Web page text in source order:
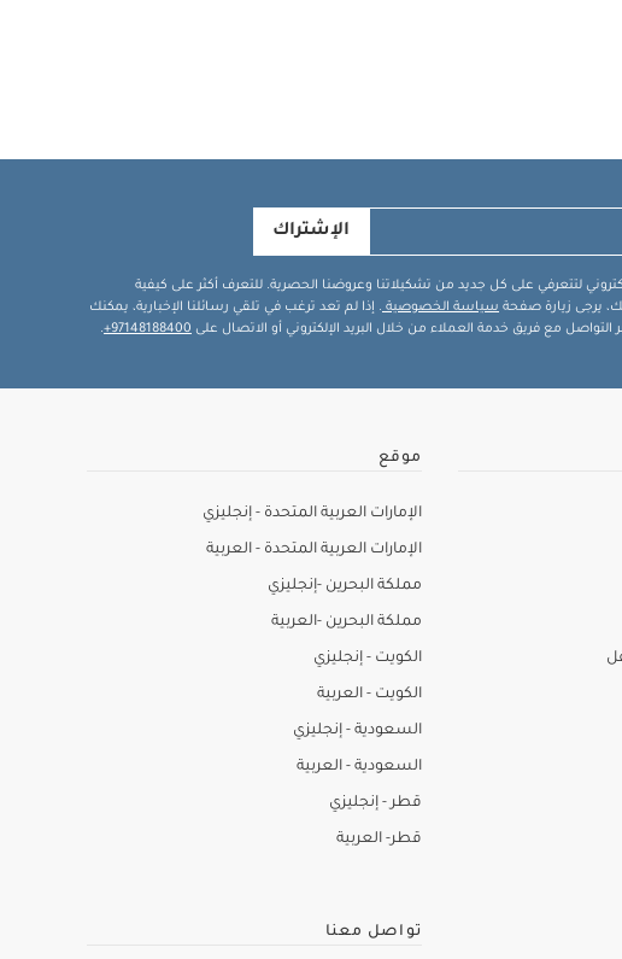
الإشتراك
لتتعرفي على كل جديد من تشكيلاتنا وعروضنا الحصرية. للتعرف أكثر على كيفية
يرجى زيارة صفحة سياسة الخصوصية . إذا لم تعد ترغب في تلقي رسائلنا الإخبارية، يمكنك
مع فريق خدمة العملاء من خلال البريد الإلكتروني أو الاتصال على 97148188400+
.
موقع
الإمارات العربية المتحدة - إنجليزي
الإمارات العربية المتحدة - العربية
مملكة البحرين -إنجليزي
مملكة البحرين -العربية
الكويت - إنجليزي
الكويت - العربية
السعودية - إنجليزي
السعودية - العربية
قطر - إنجليزي
قطر- العربية
تواصل معنا